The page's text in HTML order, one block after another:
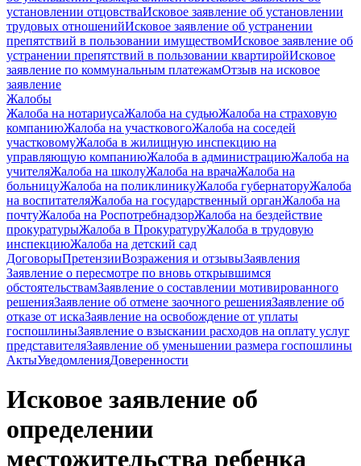
установлении отцовстваИсковое заявление об установлении
трудовых отношенийИсковое заявление об устранении
препятствий в пользовании имуществомИсковое заявление об
устранении препятствий в пользовании квартиройИсковое
заявление по коммунальным платежамОтзыв на исковое
заявление
Жалобы
Жалоба на нотариусаЖалоба на судьюЖалоба на страховую
компаниюЖалоба на участковогоЖалоба на соседей
участковомуЖалоба в жилищную инспекцию на
управляющую компаниюЖалоба в администрациюЖалоба на
учителяЖалоба на школуЖалоба на врачаЖалоба на
больницуЖалоба на поликлиникуЖалоба губернаторуЖалоба
на воспитателяЖалоба на государственный органЖалоба на
почтуЖалоба на РоспотребнадзорЖалоба на бездействие
прокуратурыЖалоба в ПрокуратуруЖалоба в трудовую
инспекциюЖалоба на детский сад
ДоговорыПретензииВозражения и отзывыЗаявления
Заявление о пересмотре по вновь открывшимся
обстоятельствамЗаявление о составлении мотивированного
решенияЗаявление об отмене заочного решенияЗаявление об
отказе от искаЗаявление на освобождение от уплаты
госпошлиныЗаявление о взыскании расходов на оплату услуг
представителяЗаявление об уменьшении размера госпошлины
АктыУведомленияДоверенности
Исковое заявление об
определении
местожительства ребенка